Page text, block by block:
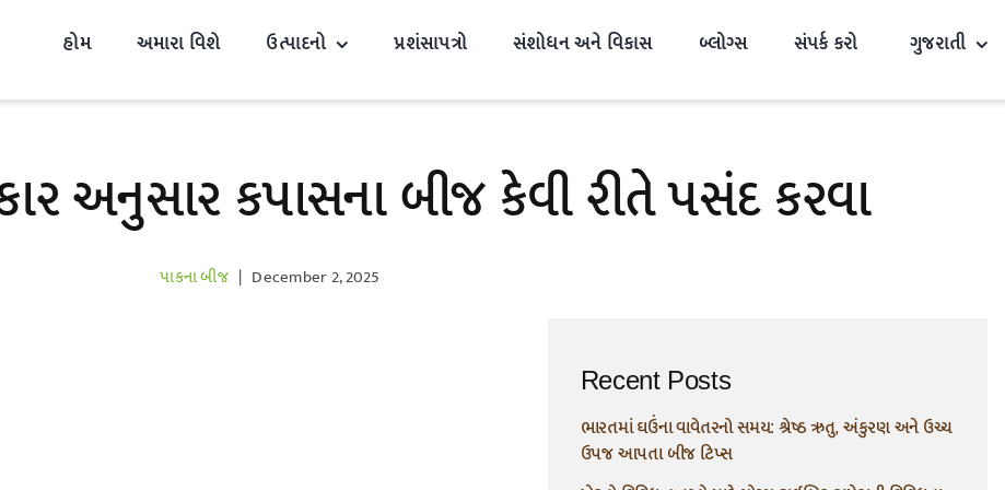
હોમ અમારા વિશે ઉત્પાદનો પ્રશંસાપત્રો સંશોધન અને વિકાસ બ્લોગ્સ સંપર્ક કરો ગુજરાતી
અનુસાર કપાસના બીજ કેવી રીતે પસંદ કરવા
પાકના બીજ | December 2, 2025
Recent Posts
ભારતમાં ઘઉંના વાવેતરનો સમય: શ્રેષ્ઠ ઋતુ, અંકુરણ અને ઉચ્ચ
ઉપજ આપતા બીજ ટિપ્સ